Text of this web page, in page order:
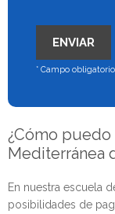
* Campo obligatorio
¿Cómo
Mediterránea
En nuestra escuela
posibilidades de